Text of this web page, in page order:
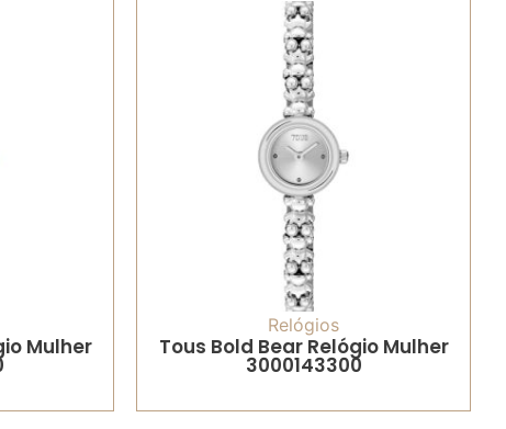
Mulher
Relógios
Tous Bold Bear Relógio Mulher
3000143300